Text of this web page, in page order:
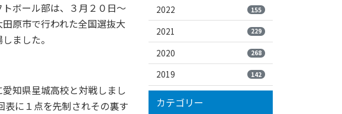
ボール部は、３月２０日～
原市で行われた全国選抜大
ました。
愛知県星城高校と対戦しまし
表に１点を先制されその裏す
2022 155
2021 229
2020 268
2019 142
カテゴリー